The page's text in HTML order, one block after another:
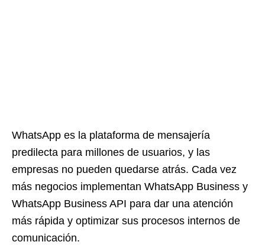
WhatsApp es la plataforma de mensajería
predilecta para millones de usuarios, y las
empresas no pueden quedarse atrás. Cada vez
más negocios implementan WhatsApp Business y
WhatsApp Business API para dar una atención
más rápida y optimizar sus procesos internos de
comunicación.